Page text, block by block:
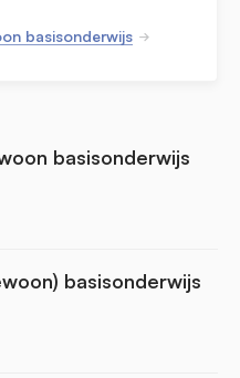
basisonderwijs
basisonderwijs
basisonderwijs